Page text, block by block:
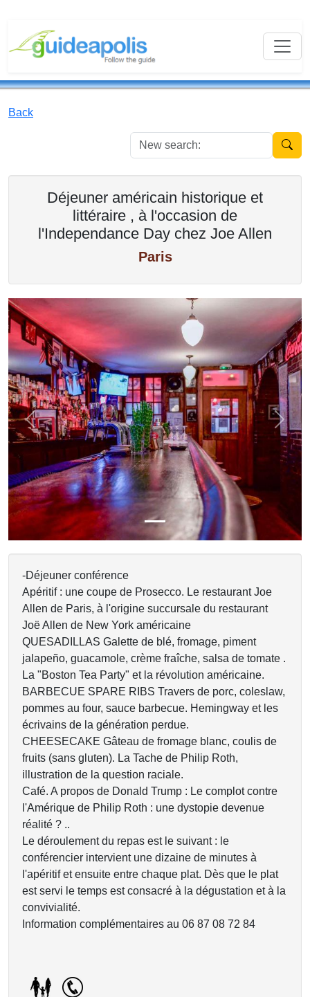
Back
New
Déjeuner américain historique et
littéraire , à l'occasion de
l'Independance Day chez Joe Allen
Paris
Previous Next
-Déjeuner conférence
Apéritif : une coupe de Prosecco. Le restaurant Joe
Allen de Paris, à l'origine succursale du restaurant
Joë Allen de New York américaine
QUESADILLAS Galette de blé, fromage, piment
jalapeño, guacamole, crème fraîche, salsa de tomate .
La "Boston Tea Party" et la révolution américaine.
BARBECUE SPARE RIBS Travers de porc, coleslaw,
pommes au four, sauce barbecue. Hemingway et les
écrivains de la génération perdue.
CHEESECAKE Gâteau de fromage blanc, coulis de
fruits (sans gluten). La Tache de Philip Roth,
illustration de la question raciale.
Café. A propos de Donald Trump : Le complot contre
l'Amérique de Philip Roth : une dystopie devenue
réalité ? ..
Le déroulement du repas est le suivant : le
conférencier intervient une dizaine de minutes à
l'apéritif et ensuite entre chaque plat. Dès que le plat
est servi le temps est consacré à la dégustation et à la
convivialité.
Information complémentaires au 06 87 08 72 84